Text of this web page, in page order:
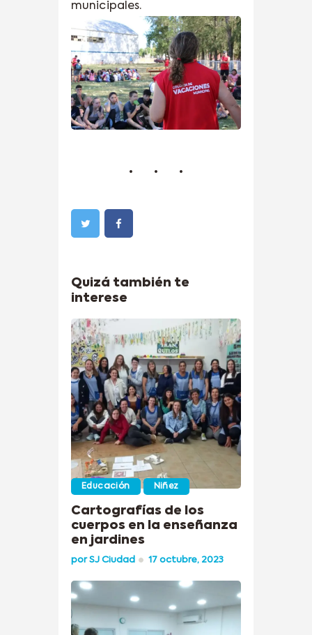
municipales.
Quizá también te
interese
Educación Niñez
Cartografías de los
cuerpos en la enseñanza
en jardines
porSJ Ciudad 17 octubre, 2023